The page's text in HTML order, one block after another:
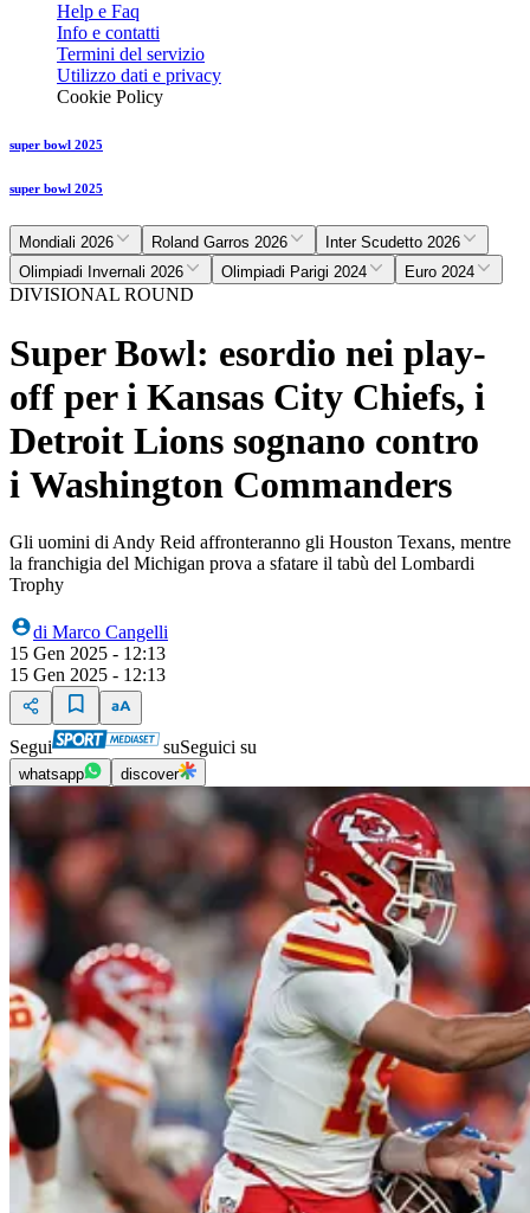
Help e Faq
Info e contatti
Termini del servizio
Utilizzo dati e privacy
Cookie Policy
super bowl 2025
super bowl 2025
Mondiali 2026 Roland Garros 2026
Inter Scudetto 2026
Olimpiadi Invernali 2026
Olimpiadi Parigi 2024 Euro 2024
DIVISIONAL ROUND
Super Bowl: esordio nei play-
off per i Kansas City Chiefs, i
Detroit Lions sognano contro
i Washington Commanders
Gli uomini di Andy Reid affronteranno gli Houston Texans, mentre
la franchigia del Michigan prova a sfatare il tabù del Lombardi
Trophy
di Marco Cangelli
15 Gen 2025 - 12:13
15 Gen 2025 - 12:13
Segui suSeguici su
whatsapp discover